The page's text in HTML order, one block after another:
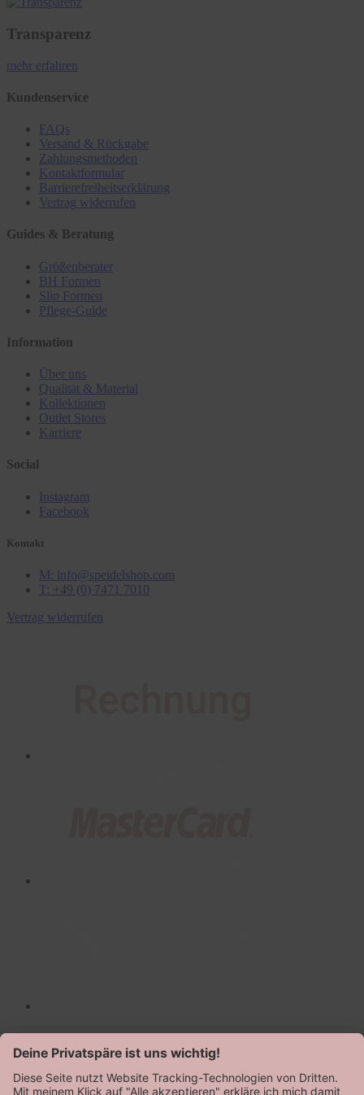
Transparenz
mehr erfahren
Kundenservice
FAQs
Versand & Rückgabe
Zahlungsmethoden
Kontaktformular
Barrierefreiheitserklärung
Vertrag widerrufen
Guides & Beratung
Größenberater
BH Formen
Slip Formen
Pflege-Guide
Information
Über uns
Qualität & Material
Kollektionen
Outlet Stores
Karriere
Social
Instagram
Facebook
Kontakt
M: info@speidelshop.com
T: +49 (0) 7471 7010
Vertrag widerrufen